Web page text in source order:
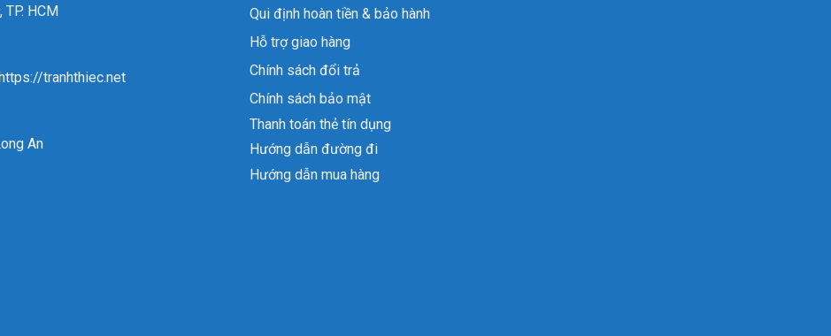
HCM
tranhthiec.net
An
Qui định hoàn tiền & bảo hành
Hỗ trợ giao hàng
Chính sách đổi trả
Chính sách bảo mật
Thanh toán thẻ tín dụng
Hướng dẫn đường đi
Hướng dẫn mua hàng